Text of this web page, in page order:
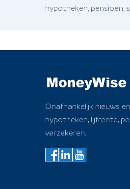
hypotheken, pensioen,
Onafhankelijk nieuws
hypotheken, lijfrente,
verzekeren.